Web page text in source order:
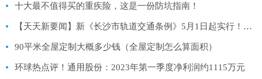
十大最不值得买的重疾险，这是一份防坑指南！
【天天新要闻】新《长沙市轨道交通条例》5月1日起实行！这些行为将面临罚款
90平米全屋定制大概多少钱（全屋定制怎么算面积）
环球热点评！通用股份：2023年第一季度净利润约1115万元